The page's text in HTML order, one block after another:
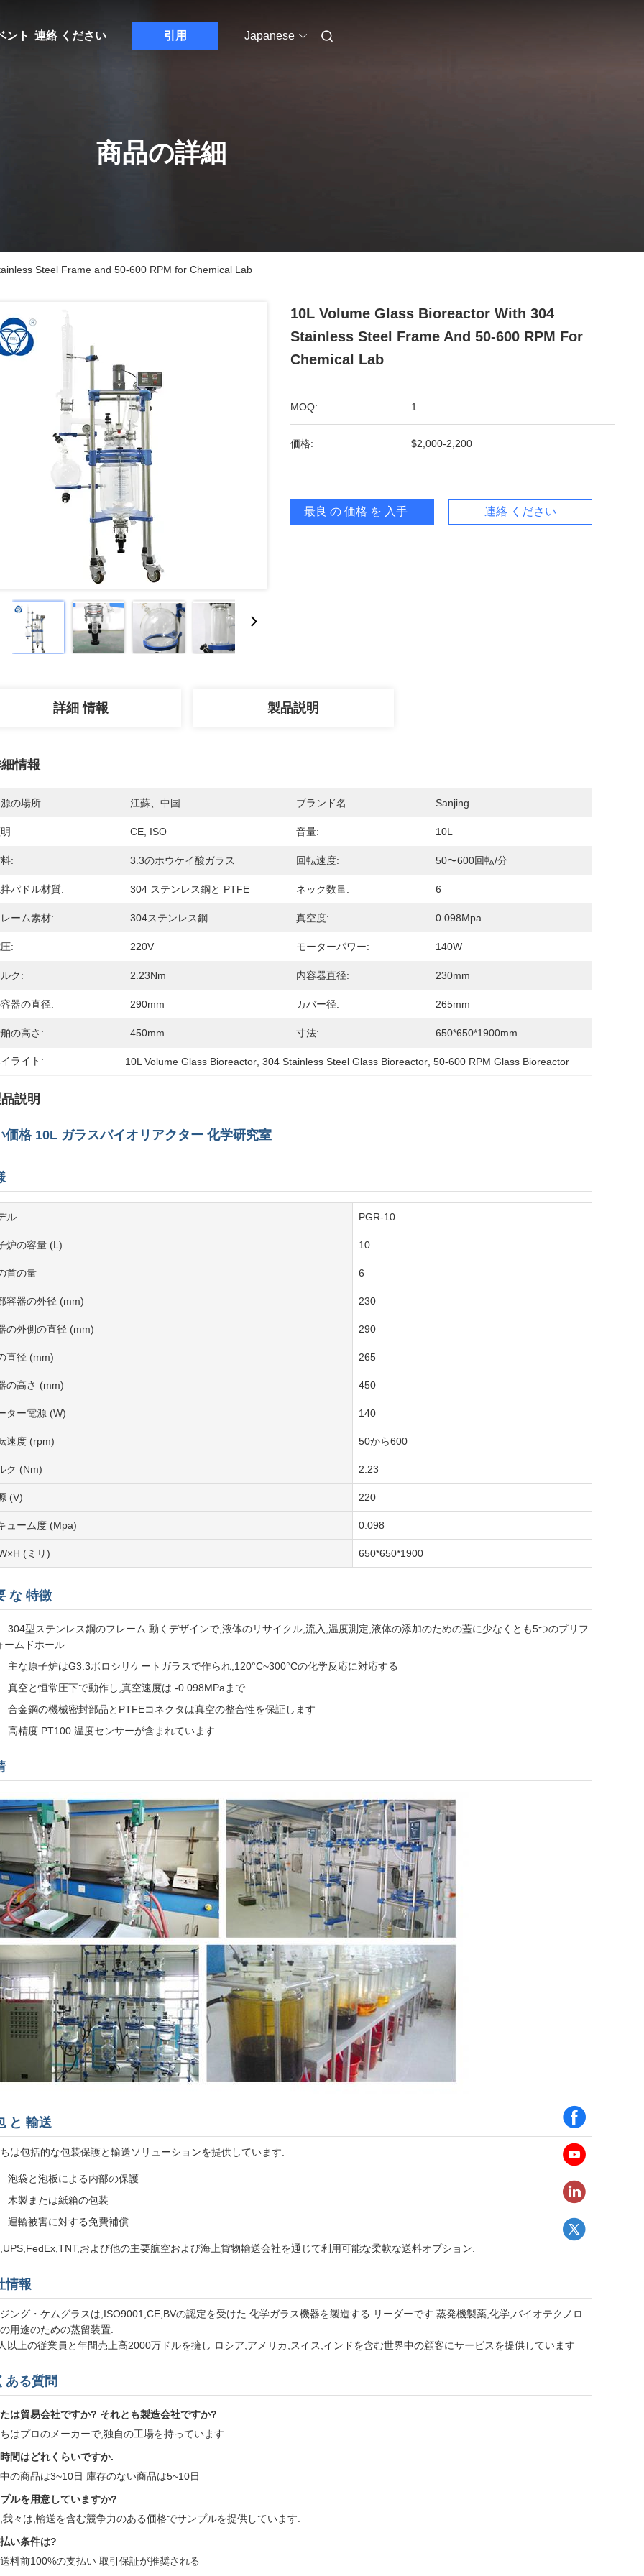
ント 連絡 ください 引用 Japanese
商品の詳細
Steel Frame and 50-600 RPM for Chemical Lab
10L Volume Glass Bioreactor With 304
Stainless Steel Frame And 50-600 RPM For
Chemical Lab
MOQ: 1
価格: $2,000-2,200
最良 の 価格 を 入手 する 連絡 ください
詳細 情報 製品説明
情報
の場所 江蘇、中国 ブランド名 Sanjing
CE, ISO 音量: 10L
: 3.3のホウケイ酸ガラス 回転速度: 50〜600回転/分
パドル材質: 304 ステンレス鋼と PTFE ネック数量: 6
ーム素材: 304ステンレス鋼 真空度: 0.098Mpa
: 220V モーターパワー: 140W
ク: 2.23Nm 内容器直径: 230mm
器の直径: 290mm カバー径: 265mm
の高さ: 450mm 寸法: 650*650*1900mm
ライト: 10L Volume Glass Bioreactor , 304 Stainless Steel Glass Bioreactor , 50-600 RPM Glass Bioreactor
説明
価格 10L ガラスバイオリアクター 化学研究室
ル PGR-10
炉の容量 (L) 10
首の量 6
容器の外径 (mm) 230
の外側の直径 (mm) 290
直径 (mm) 265
の高さ (mm) 450
ター電源 (W) 140
速度 (rpm) 50から600
ク (Nm) 2.23
(V) 220
ューム度 (Mpa) 0.098
(ミリ) 650*650*1900
な 特徴
304型ステンレス鋼のフレーム 動くデザインで,液体のリサイクル,流入,温度測定,液体の添加のための蓋に少なくとも5つのプリフ
ームドホール
主な原子炉はG3.3ボロシリケートガラスで作られ,120°C~300°Cの化学反応に対応する
真空と恒常圧下で動作し,真空速度は -0.098MPaまで
合金鋼の機械密封部品とPTFEコネクタは真空の整合性を保証します
高精度 PT100 温度センサーが含まれています
と 輸送
は包括的な包装保護と輸送ソリューションを提供しています:
泡袋と泡板による内部の保護
木製または紙箱の包装
運輸被害に対する免費補償
および他の主要航空および海上貨物輸送会社を通じて利用可能な柔軟な送料オプション.
情報
ング・ケムグラスは,ISO9001,CE,BVの認定を受けた 化学ガラス機器を製造する リーダーです.蒸発機製薬,化学,バイオテクノロ
用途のための蒸留装置.
以上の従業員と年間売上高2000万ドルを擁し ロシア,アメリカ,スイス,インドを含む世界中の顧客にサービスを提供しています
ある質問
は貿易会社ですか? それとも製造会社ですか?
はプロのメーカーで,独自の工場を持っています.
間はどれくらいですか.
の商品は3~10日 庫存のない商品は5~10日
ルを用意していますか?
我々は,輸送を含む競争力のある価格でサンプルを提供しています.
い条件は?
料前100%の支払い 取引保証が推奨される